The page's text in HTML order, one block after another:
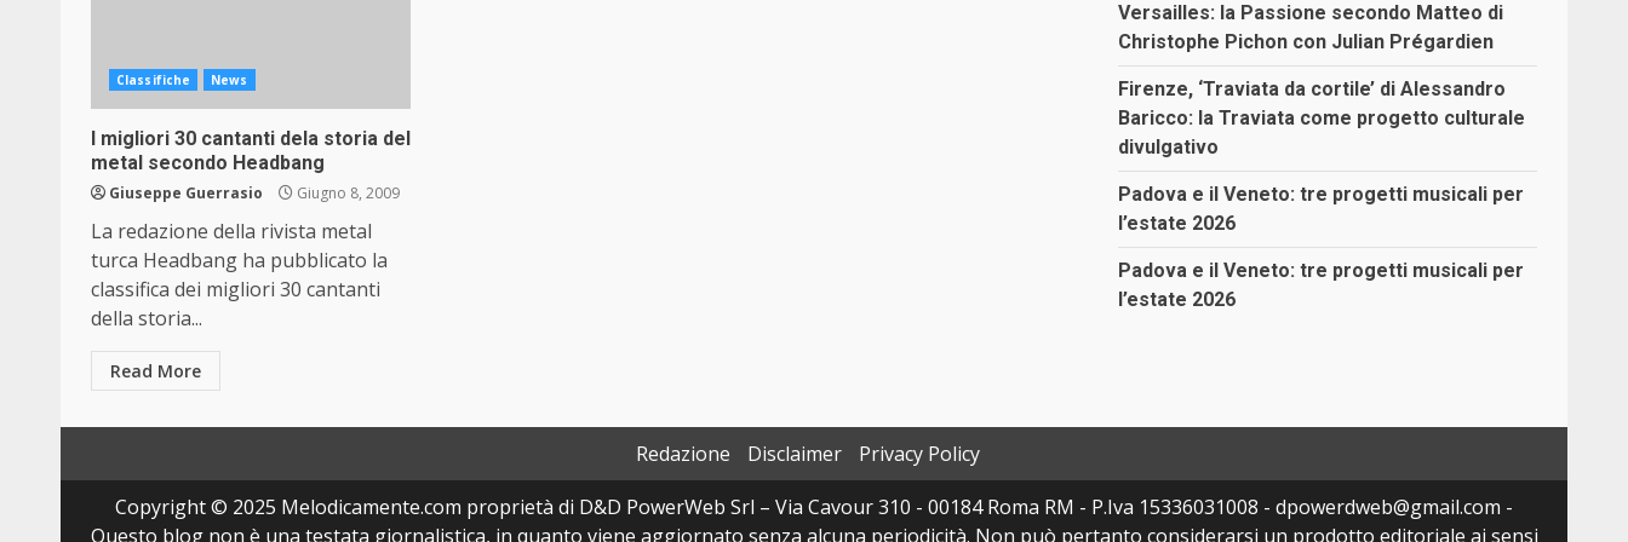
Classifiche News
I migliori 30 cantanti dela storia del
metal secondo Headbang
Giuseppe Guerrasio Giugno 8, 2009
La redazione della rivista metal
turca Headbang ha pubblicato la
classifica dei migliori 30 cantanti
della storia...
Read More
Versailles: la Passione secondo Matteo di
Christophe Pichon con Julian Prégardien
Firenze, ‘Traviata da cortile’ di Alessandro
Baricco: la Traviata come progetto culturale
divulgativo
Padova e il Veneto: tre progetti musicali per
l’estate 2026
Padova e il Veneto: tre progetti musicali per
l’estate 2026
Redazione Disclaimer
Privacy Policy
Copyright © 2025 Melodicamente.com proprietà di D&D PowerWeb Srl – Via Cavour 310 - 00184 Roma RM - P.Iva 15336031008 - dpowerdweb@gmail.com -
Questo blog non è una testata giornalistica, in quanto viene aggiornato senza alcuna periodicità. Non può pertanto considerarsi un prodotto editoriale ai sensi